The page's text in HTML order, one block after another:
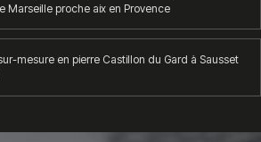
Marseille proche aix en Provence
mesure en pierre Castillon du Gard à Sausset